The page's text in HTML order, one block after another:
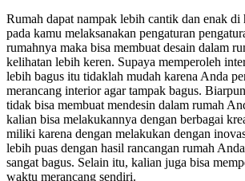
Rumah dapat nampak lebih cantik dan enak
pada kamu melaksanakan pengaturan
rumahnya maka bisa membuat desain dalam
kelihatan lebih keren. Supaya memperoleh
lebih bagus itu tidaklah mudah karena Anda
merancang interior agar tampak bagus.
tidak bisa membuat mendesin dalam rumah
kalian bisa melakukannya dengan berbagai
miliki karena dengan melakukan dengan
lebih puas dengan hasil rancangan rumah
sangat bagus. Selain itu, kalian juga bisa
waktu merancang sendiri.